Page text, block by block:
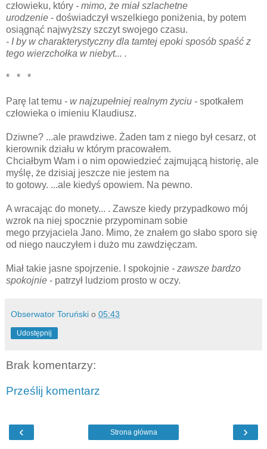
człowieku, który - mimo, że miał szlachetne
urodzenie - doświadczył wszelkiego poniżenia, by potem
osiągnąć najwyższy szczyt swojego czasu.
- I by w charakterystyczny dla tamtej epoki sposób spaść z
tego wierzchołka w niebyt... .
* * *
Parę lat temu - w najzupełniej realnym życiu - spotkałem
człowieka o imieniu Klaudiusz.
Dziwne? ...ale prawdziwe. Żaden tam z niego był cesarz, ot
kierownik działu w którym pracowałem.
Chciałbym Wam i o nim opowiedzieć zajmującą historię, ale
myślę, że dzisiaj jeszcze nie jestem na
to gotowy. ...ale kiedyś opowiem. Na pewno.
A wracając do monety... . Zawsze kiedy przypadkowo mój
wzrok na niej spocznie przypominam sobie
mego przyjaciela Jano. Mimo, że znałem go słabo sporo się
od niego nauczyłem i dużo mu zawdzięczam.
Miał takie jasne spojrzenie. I spokojnie - zawsze bardzo
spokojnie - patrzył ludziom prosto w oczy.
Obserwator Toruński o 05:43
Udostępnij
Brak komentarzy:
Prześlij komentarz
‹ ›
Strona główna